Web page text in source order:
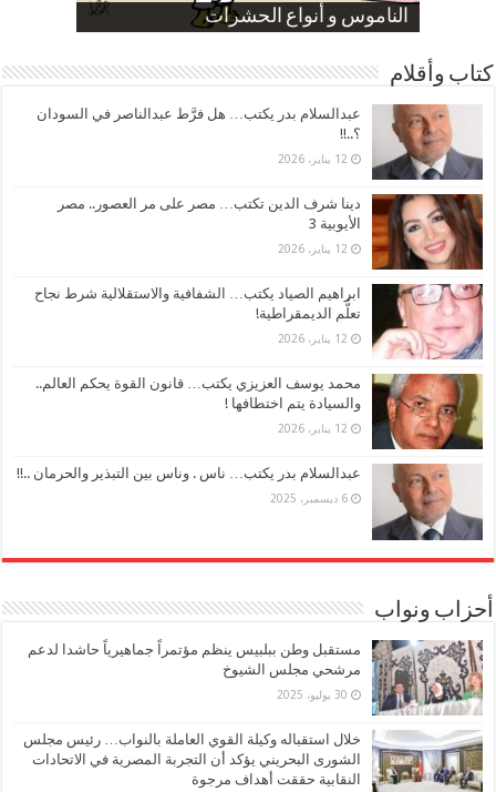
الناموس و أنواع الحشرات
الموظفين بعد ارتفاع الأسعار
ارتفاع نسبة الطلاق في مصر
صورة كاركاتيرية
صورة كاركاتيرية
كتاب وأقلام
عبدالسلام بدر يكتب… هل فرَّط عبدالناصر في السودان
؟..!!
12 يناير، 2026
دينا شرف الدين تكتب… مصر على مر العصور.. مصر
الأيوبية 3
12 يناير، 2026
ابراهيم الصياد يكتب… الشفافية والاستقلالية شرط نجاح
تعلُّم الديمقراطية!
12 يناير، 2026
محمد يوسف العزيزي يكتب… قانون القوة يحكم العالم..
والسيادة يتم اختطافها !
12 يناير، 2026
عبدالسلام بدر يكتب… ناس . وناس بين التبذير والحرمان ..!!
6 ديسمبر، 2025
أحزاب ونواب
مستقبل وطن ببلبيس ينظم مؤتمراً جماهيرياً حاشدا لدعم
مرشحي مجلس الشيوخ
30 يوليو، 2025
خلال استقباله وكيلة القوي العاملة بالنواب… رئيس مجلس
الشورى البحريني يؤكد أن التجربة المصرية في الاتحادات
النقابية حققت أهداف مرجوة